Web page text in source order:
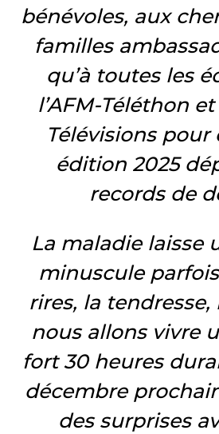
bénévoles, aux
familles
qu’à toutes les
l’AFM-Téléthon
Télévisions pour
édition 2025
records de
La maladie laisse
minuscule
rires, la tendresse,
nous allons vivre
fort 30 heures
décembre
des surprises